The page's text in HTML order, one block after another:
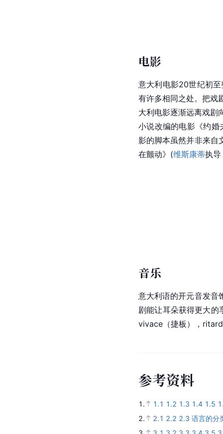
电影
意大利电影20世纪初
有许多相同之处。把戏
大利电影逐渐远离戏剧
小说改编的电影《约
影的脚本虽然并非来自
在颤动》(维斯康蒂执
音乐
意大利语的开元音发音
剧能让耳朵获得更大
vivace（捷板），
参考资料
1. 1.1 1.2 1.3 1.4 1.5
2.
2.1 2.2 2.3 语言的分